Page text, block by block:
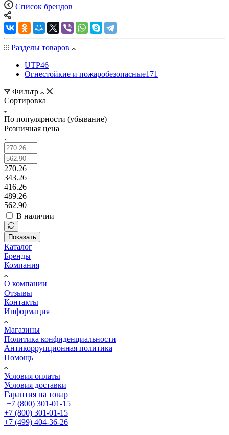
Список брендов
Разделы товаров
UTP46
Огнестойкие и пожаробезопасные171
Фильтр
Сортировка
По популярности (убывание)
Розничная цена
270.26
343.26
416.26
489.26
562.90
В наличии
Показать
Каталог
Бренды
Компания
О компании
Отзывы
Контакты
Информация
Магазины
Политика конфиденциальности
Антикоррупционная политика
Помощь
Условия оплаты
Условия доставки
Гарантия на товар
+7 (800) 301-01-15
+7 (800) 301-01-15
+7 (499) 404-36-26